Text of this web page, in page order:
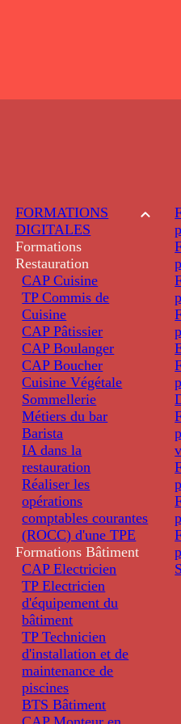
FORMATIONS
DIGITALES
Formations
Restauration
CAP Cuisine
TP Commis de
Cuisine
CAP Pâtissier
CAP Boulanger
CAP Boucher
Cuisine Végétale
Sommellerie
Métiers du bar
Barista
IA dans la
restauration
Réaliser les
opérations
comptables courantes
(ROCC) d'une TPE
Formations Bâtiment
CAP Electricien
TP Electricien
d'équipement du
bâtiment
TP Technicien
d'installation et de
maintenance de
piscines
BTS Bâtiment